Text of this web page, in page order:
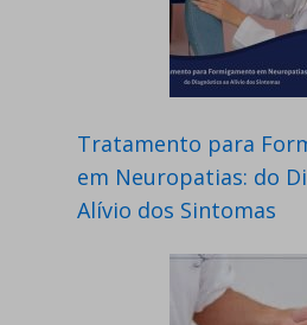
Tratamento para
em Neuropatias: do
Alívio dos Sintomas